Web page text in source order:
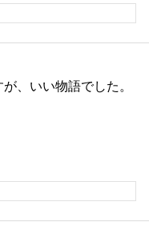
、いい物語でした。